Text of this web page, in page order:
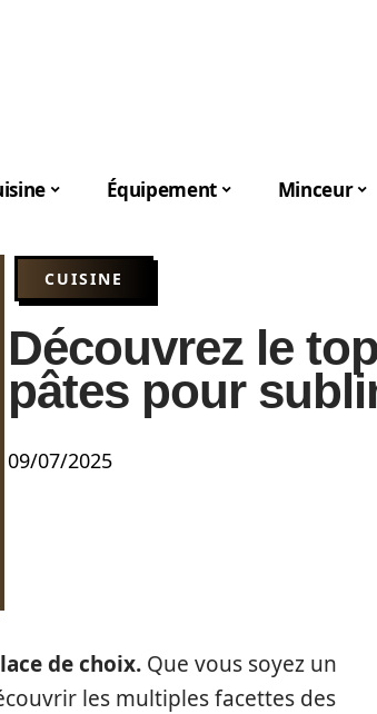
Équipement Minceur
CUISINE
Découvrez le
pâtes pour
09/07/2025
de choix. Que vous soyez un
les multiples facettes des